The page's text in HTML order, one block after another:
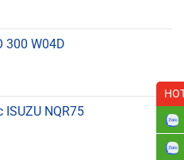
300 W04D
NQR75